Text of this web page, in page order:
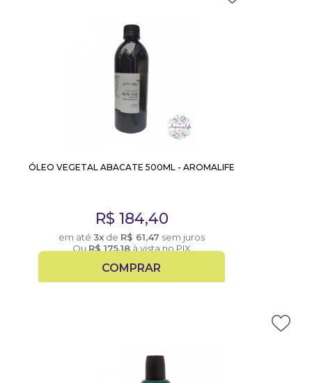
ÓLEO VEGETAL ABACATE 500ML - AROMALIFE
R$ 184,40
em até 3x de R$ 61,47 sem juros
Ou R$ 175,18 à vista no PIX
COMPRAR